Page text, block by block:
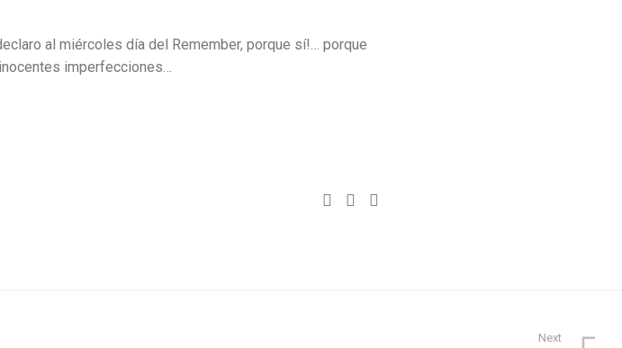
al miércoles día del Remember, porque sí!… porque
imperfecciones…
Next